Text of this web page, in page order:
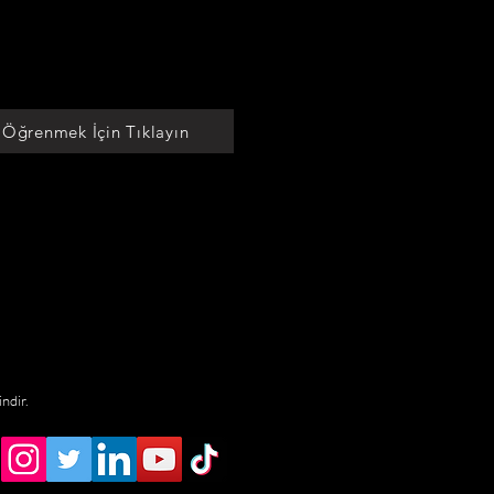
Öğrenmek İçin Tıklayın